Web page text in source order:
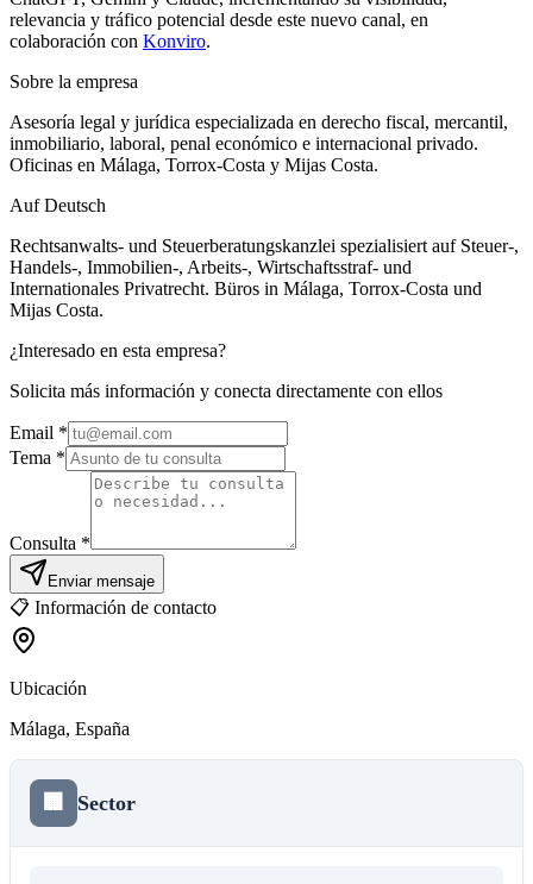
relevancia y tráfico potencial desde este nuevo canal, en
colaboración con Konviro.
Sobre la empresa
Asesoría legal y jurídica especializada en derecho fiscal, mercantil,
inmobiliario, laboral, penal económico e internacional privado.
Oficinas en Málaga, Torrox-Costa y Mijas Costa.
Auf Deutsch
Rechtsanwalts- und Steuerberatungskanzlei spezialisiert auf Steuer-,
Handels-, Immobilien-, Arbeits-, Wirtschaftsstraf- und
Internationales Privatrecht. Büros in Málaga, Torrox-Costa und
Mijas Costa.
¿Interesado en esta empresa?
Solicita más información y conecta directamente con ellos
Email *
Tema *
Consulta *
Enviar mensaje
📋 Información de contacto
Ubicación
Málaga, España
Sector